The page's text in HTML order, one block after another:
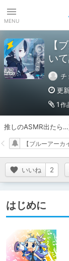
MENU
【
い
更
1 作
推しのASMR出たら
いいね 2
【ブルーアーカ
はじめに